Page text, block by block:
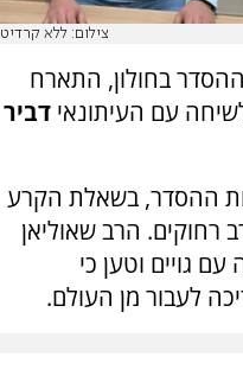
צילום: ללא קרדיט
בחולון, התארח
דביר
ההסדר, בשאלת הקרע
רחוקים. הרב שאוליאן
גויים וטען כי
לעבור מן העולם.